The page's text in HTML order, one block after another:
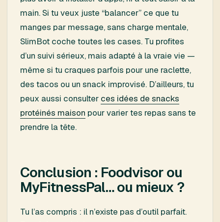
main. Si tu veux juste “balancer” ce que tu
manges par message, sans charge mentale,
SlimBot coche toutes les cases. Tu profites
d’un suivi sérieux, mais adapté à la vraie vie —
même si tu craques parfois pour une raclette,
des tacos ou un snack improvisé. D’ailleurs, tu
peux aussi consulter ces idées de snacks
protéinés maison pour varier tes repas sans te
prendre la tête.
Conclusion : Foodvisor ou
MyFitnessPal… ou mieux ?
Tu l’as compris : il n’existe pas d’outil parfait.